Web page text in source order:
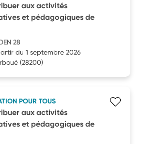
aux activités
et pédagogiques de
28
du 1 septembre 2026
(28200)
POUR TOUS
aux activités
et pédagogiques de